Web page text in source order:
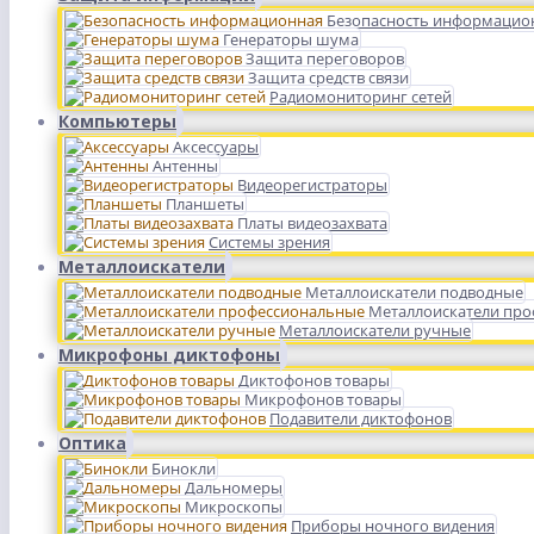
Безопасность
Генераторы шума
Защита переговоров
Защита средств связи
Радиомониторинг сетей
Компьютеры
Аксессуары
Антенны
Видеорегистраторы
Планшеты
Платы видеозахвата
Системы зрения
Металлоискатели
Металлоискатели подводные
Металлоискатели
Металлоискатели ручные
Микрофоны диктофоны
Диктофонов товары
Микрофонов товары
Подавители диктофонов
Оптика
Бинокли
Дальномеры
Микроскопы
Приборы ночного видения